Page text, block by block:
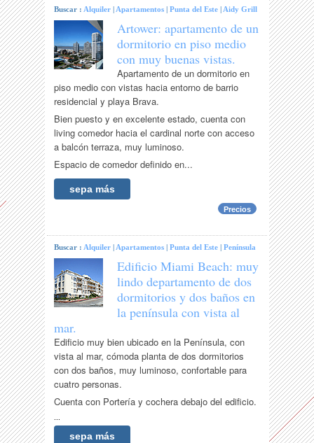
Buscar : Alquiler Apartamentos |Punta del Este Aidy Grill
Artower: apartamento de un
dormitorio en piso medio
con muy buenas vistas.
Apartamento de un dormitorio en
piso medio con vistas hacia entorno de barrio
residencial y playa Brava.
Bien puesto y en excelente estado, cuenta con
living comedor hacia el cardinal norte con acceso
a balcón terraza, muy luminoso.
Espacio de comedor definido en...
sepa más
Precios
Buscar : Alquiler Apartamentos |Punta del Este |Península
Edificio Miami Beach: muy
lindo departamento de dos
dormitorios y dos baños en
la península con vista al
mar.
Edificio muy bien ubicado en la Península, con
vista al mar, cómoda planta de dos dormitorios
con dos baños, muy luminoso, confortable para
cuatro personas.
Cuenta con Portería y cochera debajo del edificio.
...
sepa más